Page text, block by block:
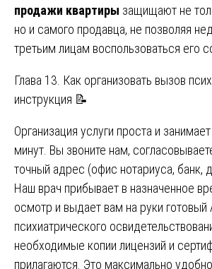
продажи квартиры защищают не
но и самого продавца, не позволяя
третьим лицам воспользоваться его
Глава 13. Как организовать вызов
инструкция 📝
Организация услуги проста и
минут. Вы звоните нам,
точный адрес (офис нотариуса, банк,
Наш врач прибывает в назначенное
осмотр и выдает вам на руки готовый
психиатрического
необходимые копии лицензий и
прилагаются. Это максимально